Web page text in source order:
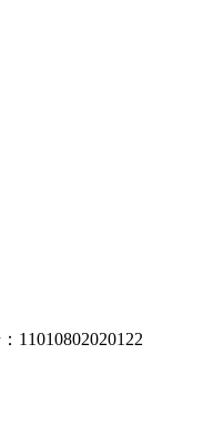
11010802020122